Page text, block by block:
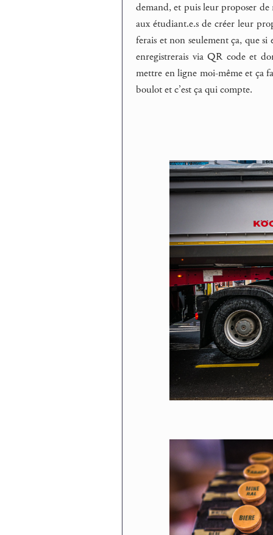
demand, et puis leur proposer de
aux étudiant.e.s de créer leur
ferais et non seulement ça, que
enregistrerais via QR code et
mettre en ligne moi-même et ça
boulot et c’est ça qui compte.